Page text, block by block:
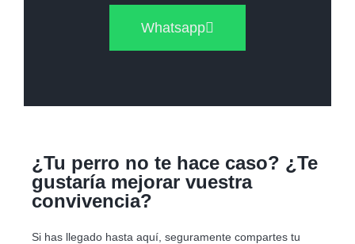
Whatsapp
¿Tu perro no te hace caso? ¿Te
gustaría mejorar vuestra
convivencia?
Si has llegado hasta aquí, seguramente compartes tu